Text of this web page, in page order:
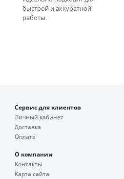
работы.
Сервис для клиентов
Личный кабинет
Доставка
Оплата
О компании
Контакты
Карта сайта